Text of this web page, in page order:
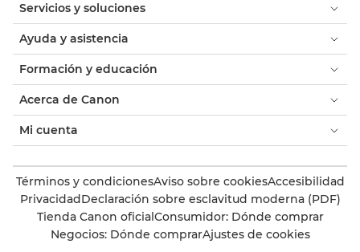
Servicios y soluciones
Ayuda y asistencia
Formación y educación
Acerca de Canon
Mi cuenta
Términos y condicionesAviso sobre cookiesAccesibilidad
PrivacidadDeclaración sobre esclavitud moderna (PDF)
Tienda Canon oficialConsumidor: Dónde comprar
Negocios: Dónde comprarAjustes de cookies